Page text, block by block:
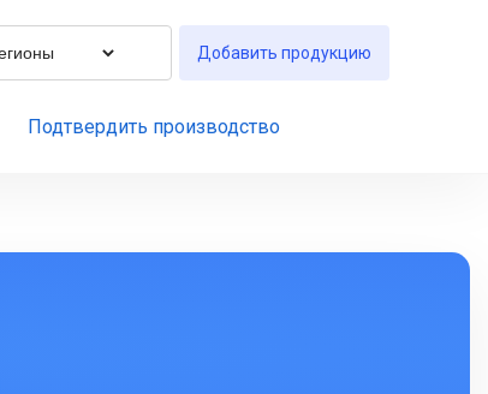
Добавить продукцию
Подтвердить производство